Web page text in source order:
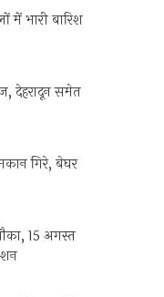
में भारी बारिश
देहरादून समेत
गिरे, बेघर
15 अगस्त